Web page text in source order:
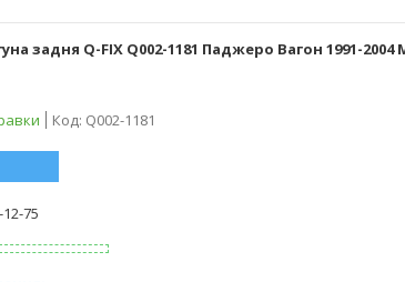
задня Q-FIX Q002-1181 Паджеро Вагон 1991-2004
Код: Q002-1181
75